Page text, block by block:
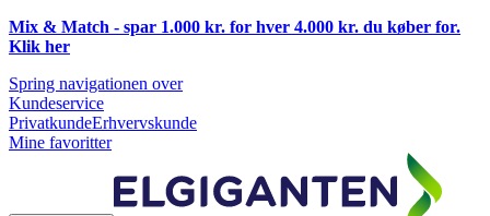
Mix & Match - spar 1.000 kr. for hver 4.000 kr. du køber for.
Klik her
Spring navigationen over
Kundeservice
PrivatkundeErhvervskunde
Mine favoritter